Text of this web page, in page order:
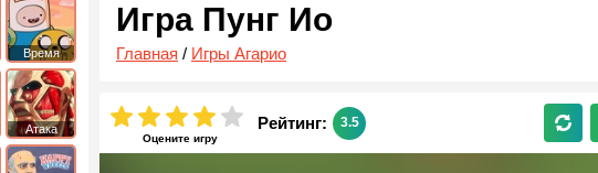
Игра Пунг Ио
Главная / Игры Агарио
Оцените игру
Рейтинг: 3.5
Время
Приключений
Атака
Титанов